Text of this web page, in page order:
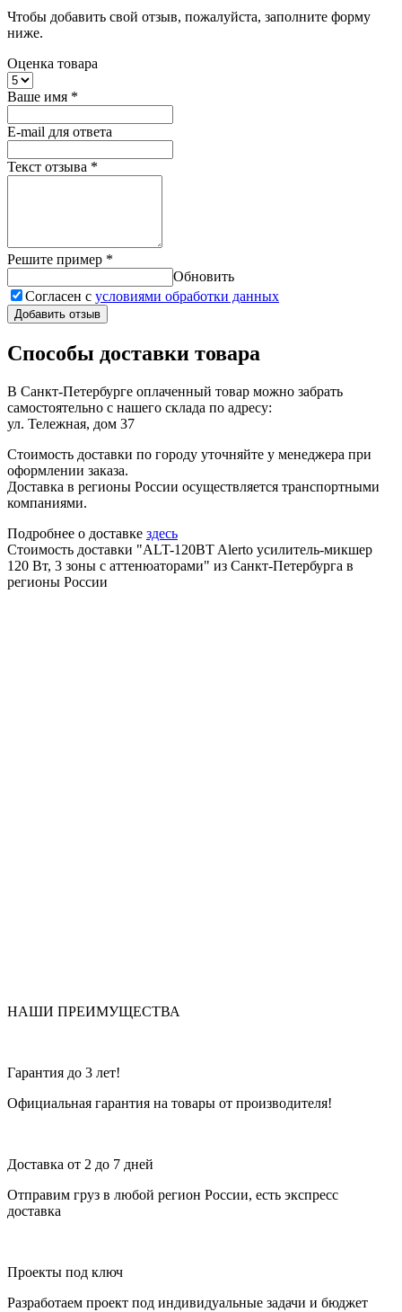
Чтобы добавить свой отзыв, пожалуйста, заполните форму
ниже.
Оценка товара
Ваше имя *
E-mail для ответа
Текст отзыва *
Решите пример *
Обновить
Согласен с условиями обработки данных
Добавить отзыв
Способы доставки товара
В Санкт-Петербурге оплаченный товар можно забрать
самостоятельно с нашего склада по адресу:
ул. Тележная, дом 37
Стоимость доставки по городу уточняйте у менеджера при
оформлении заказа.
Доставка в регионы России осуществляется транспортными
компаниями.
Подробнее о доставке здесь
Стоимость доставки "ALT-120BT Alerto усилитель-микшер
120 Вт, 3 зоны с аттенюаторами" из Санкт-Петербурга в
регионы России
НАШИ ПРЕИМУЩЕСТВА
Гарантия до 3 лет!
Официальная гарантия на товары от производителя!
Доставка от 2 до 7 дней
Отправим груз в любой регион России, есть экспресс
доставка
Проекты под ключ
Разработаем проект под индивидуальные задачи и бюджет